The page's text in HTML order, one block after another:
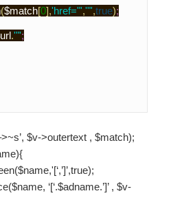
($match[0],'href="','"',true);
.'"';
$v->outertext , $match);
‘[‘.$adname.’]’ , $v-